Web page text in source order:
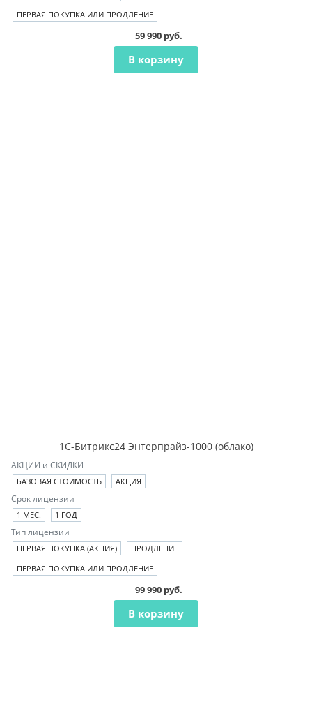
ПЕРВАЯ ПОКУПКА ИЛИ ПРОДЛЕНИЕ
59 990 руб.
В корзину
1С-Битрикс24 Энтерпрайз-1000 (облако)
АКЦИИ и СКИДКИ
БАЗОВАЯ СТОИМОСТЬ АКЦИЯ
Срок лицензии
1 МЕС. 1 ГОД
Тип лицензии
ПЕРВАЯ ПОКУПКА (АКЦИЯ)
ПРОДЛЕНИЕ
ПЕРВАЯ ПОКУПКА ИЛИ ПРОДЛЕНИЕ
99 990 руб.
В корзину